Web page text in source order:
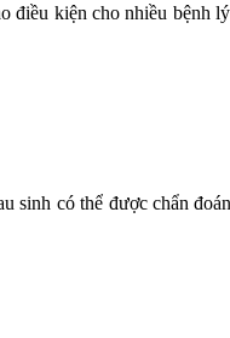
điều kiện cho nhiều bệnh
sinh có thể được chẩn